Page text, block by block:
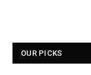
OUR PICKS